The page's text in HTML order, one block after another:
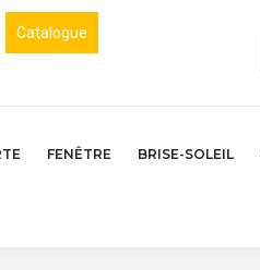
Catalogue
FENÊTRE BRISE-SOLEIL